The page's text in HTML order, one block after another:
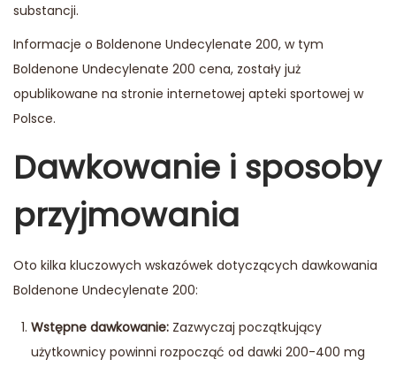
substancji.
Informacje o Boldenone Undecylenate 200, w tym
Boldenone Undecylenate 200 cena, zostały już
opublikowane na stronie internetowej apteki sportowej w
Polsce.
Dawkowanie i sposoby
przyjmowania
Oto kilka kluczowych wskazówek dotyczących dawkowania
Boldenone Undecylenate 200:
Wstępne dawkowanie: Zazwyczaj początkujący
użytkownicy powinni rozpocząć od dawki 200-400 mg